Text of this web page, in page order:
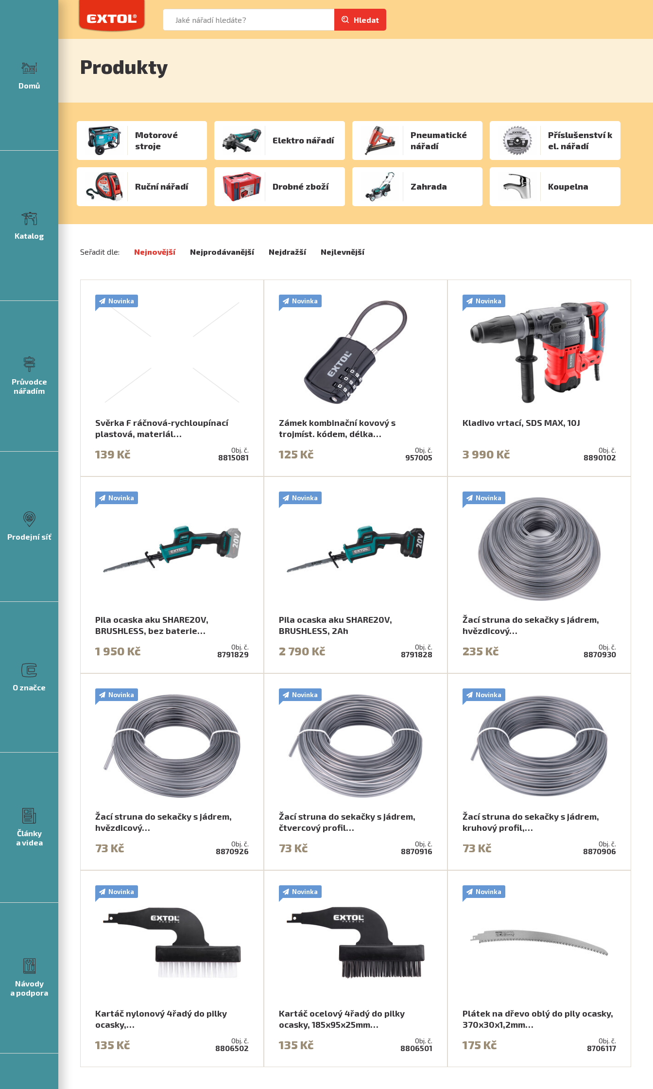
Domů
Katalog
Průvodce
nářadím
Prodejní síť
O značce
Články
a videa
Návody
a podpora
Hledat
Produkty
Motorové
stroje
Elektro nářadí
Pneumatické
nářadí
Příslušenství k
el. nářadí
Ruční nářadí Drobné zboží Zahrada Koupelna
Seřadit dle: Nejnovější Nejprodávanější Nejdražší Nejlevnější
Novinka
Svěrka F ráčnová-rychloupínací
plastová, materiál…
139 Kč Obj. č.
8815081
Novinka
Zámek kombinační kovový s
trojmíst. kódem, délka…
125 Kč Obj. č.
957005
Novinka
Kladivo vrtací, SDS MAX, 10J
3 990 Kč Obj. č.
8890102
Novinka
Pila ocaska aku SHARE20V,
BRUSHLESS, bez baterie…
1 950 Kč Obj. č.
8791829
Novinka
Pila ocaska aku SHARE20V,
BRUSHLESS, 2Ah
2 790 Kč Obj. č.
8791828
Novinka
Žací struna do sekačky s jádrem,
hvězdicový…
235 Kč Obj. č.
8870930
Novinka
Žací struna do sekačky s jádrem,
hvězdicový…
73 Kč Obj. č.
8870926
Novinka
Žací struna do sekačky s jádrem,
čtvercový profil…
73 Kč Obj. č.
8870916
Novinka
Žací struna do sekačky s jádrem,
kruhový profil,…
73 Kč Obj. č.
8870906
Novinka
Kartáč nylonový 4řadý do pilky
ocasky,…
135 Kč Obj. č.
8806502
Novinka
Kartáč ocelový 4řadý do pilky
ocasky, 185x95x25mm…
135 Kč Obj. č.
8806501
Novinka
Plátek na dřevo oblý do pily ocasky,
370x30x1,2mm…
175 Kč Obj. č.
8706117